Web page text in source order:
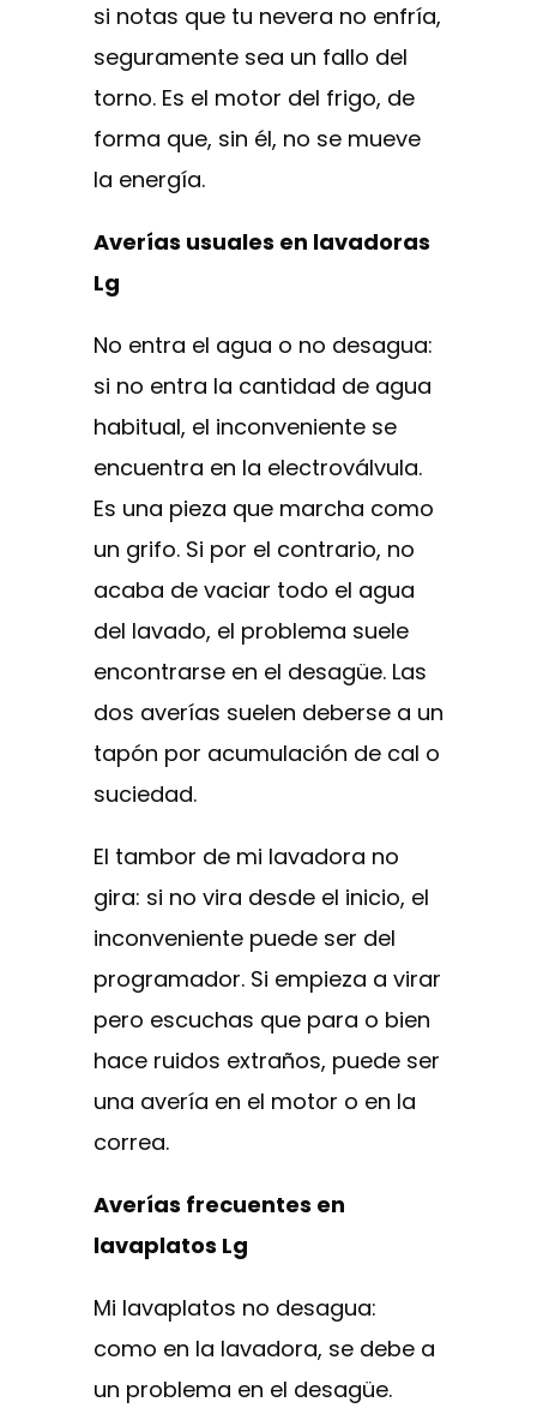
si notas que tu nevera no enfría,
seguramente sea un fallo del
torno. Es el motor del frigo, de
forma que, sin él, no se mueve
la energía.
Averías usuales en lavadoras
Lg
No entra el agua o no desagua:
si no entra la cantidad de agua
habitual, el inconveniente se
encuentra en la electroválvula.
Es una pieza que marcha como
un grifo. Si por el contrario, no
acaba de vaciar todo el agua
del lavado, el problema suele
encontrarse en el desagüe. Las
dos averías suelen deberse a un
tapón por acumulación de cal o
suciedad.
El tambor de mi lavadora no
gira: si no vira desde el inicio, el
inconveniente puede ser del
programador. Si empieza a virar
pero escuchas que para o bien
hace ruidos extraños, puede ser
una avería en el motor o en la
correa.
Averías frecuentes en
lavaplatos Lg
Mi lavaplatos no desagua:
como en la lavadora, se debe a
un problema en el desagüe.